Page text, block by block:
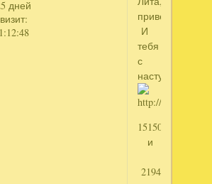
дней
приветик!!!!
И
тебя
с
1515005407
и
2194105530